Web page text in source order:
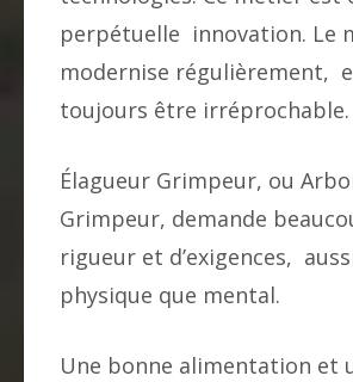
perpétuelle innovation. Le
modernise régulièrement,
toujours être irréprochable.
Élagueur Grimpeur, ou
Grimpeur, demande
rigueur et d’exigences,
physique que mental.
Une bonne alimentation et